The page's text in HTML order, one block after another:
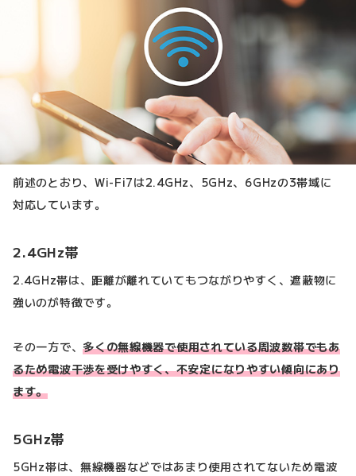
前述のとおり、Wi-Fi7は2.4GHz、5GHz、6GHzの3帯域に
対応しています。
2.4GHz帯
2.4GHz帯は、距離が離れていてもつながりやすく、遮蔽物に
強いのが特徴です。
その一方で、多くの無線機器で使用されている周波数帯でもあ
るため電波干渉を受けやすく、不安定になりやすい傾向にあり
ます。
5GHz帯
5GHz帯は、無線機器などではあまり使用されてないため電波